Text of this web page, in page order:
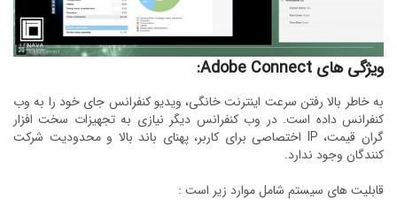
ویژگی های Adobe Connect:
به خاطر بالا رفتن سرعت اینترنت خانگی، ویدیو کنفرانس جای خود را به وب
کنفرانس داده است. در وب کنفرانس دیگر نیازی به تجهیزات سخت افزار
گران قیمت، IP اختصاصی برای کاربر، پهنای باند بالا و محدودیت شرکت
کنندگان وجود ندارد.
قابلیت های سیستم شامل موارد زیر است :